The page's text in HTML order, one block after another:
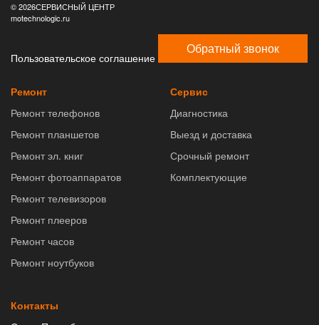
© 2026СЕРВИСНЫЙ ЦЕНТР
motechnologic.ru
Пользовательское соглашение
Обратный звонок
Ремонт
Ремонт телефонов
Ремонт планшетов
Ремонт эл. книг
Ремонт фотоаппаратов
Ремонт телевизоров
Ремонт плееров
Ремонт часов
Ремонт ноутбуков
Сервис
Диагностика
Выезд и доставка
Срочный ремонт
Комплектующие
Контакты